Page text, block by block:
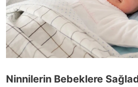
Ninnilerin Bebeklere